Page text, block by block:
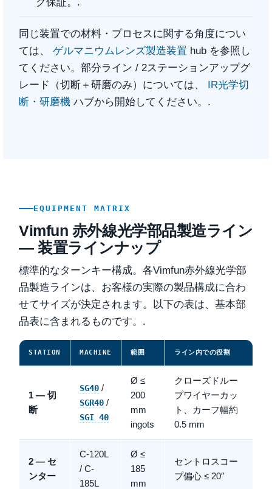
同じ装置での材料・プロセスに関する角度につい
ては、 ゲルマニウムレンズ製造装置 hub を参照し
てください。部分ライン / 2ステーションアップグ
レード（切断＋研磨のみ）については、 IR光学切
断・研磨機 ハブから開始してください。.
EQUIPMENT MATRIX
Vimfun 赤外線光学部品製造ライン
— 装置ラインナップ
標準的なターンキー構成。各Vimfun赤外線光学部
品製造ラインは、お客様の実際の製品構成に合わ
せてサイズが決定されます。以下の表は、基本部
品表に含まれるものです。.
STATION MACHINE 範囲 ライン内での役割
1 — 切
断
SG40 /
SGR40 /
SGI 40
Ø ≤
200
mm
ingots
クローズドルー
プワイヤーカッ
ト、カーフ幅約
0.5 mm
2 — セ
ンター
C-120L
/ C-
185L
Ø ≤
185
mm
セントロスコー
プ偏心 ≤ 20″